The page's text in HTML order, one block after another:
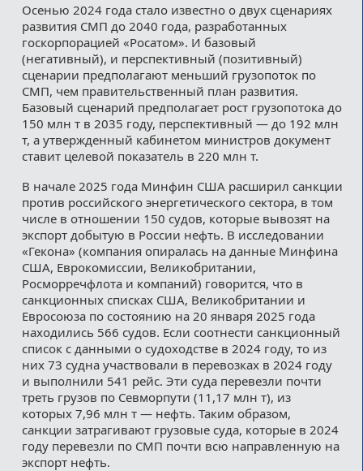
Осенью 2024 года стало известно о двух сценариях
развития СМП до 2040 года, разработанных
госкорпорацией «Росатом». И базовый
(негативный), и перспективный (позитивный)
сценарии предполагают меньший грузопоток по
СМП, чем правительственный план развития.
Базовый сценарий предполагает рост грузопотока до
150 млн т в 2035 году, перспективный — до 192 млн
т, а утвержденный кабинетом министров документ
ставит целевой показатель в 220 млн т.
В начале 2025 года Минфин США расширил санкции
против российского энергетического сектора, в том
числе в отношении 150 судов, которые вывозят на
экспорт добытую в России нефть. В исследовании
«Гекона» (компания опиралась на данные Минфина
США, Еврокомиссии, Великобритании,
Росморречфлота и компаний) говорится, что в
санкционных списках США, Великобритании и
Евросоюза по состоянию на 20 января 2025 года
находились 566 судов. Если соотнести санкционный
список с данными о судоходстве в 2024 году, то из
них 73 судна участвовали в перевозках в 2024 году
и выполнили 541 рейс. Эти суда перевезли почти
треть грузов по Севморпути (11,17 млн т), из
которых 7,96 млн т — нефть. Таким образом,
санкции затрагивают грузовые суда, которые в 2024
году перевезли по СМП почти всю направленную на
экспорт нефть.